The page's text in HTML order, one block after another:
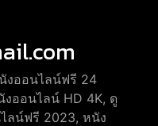
งออนไลน์ฟรี 24
ออนไลน์ HD 4K, ดู
ลน์ฟรี 2023, หนัง